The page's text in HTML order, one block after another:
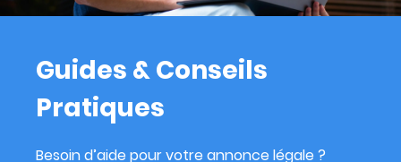
Guides & Conseils
Pratiques
Besoin d’aide pour votre annonce légale ?